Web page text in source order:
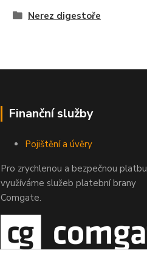
Nerez digestoře
Finanční služby
Pojištění a úvěry
Pro zrychlenou a bezpečnou platbu
využíváme služeb platební brany
Comgate.